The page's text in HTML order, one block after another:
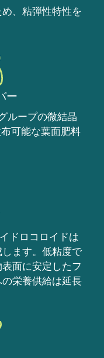
、粘弾性特性を
ー
ループの微結晶
可能な葉面肥料
ドロコロイドは
ます。低粘度で
面に安定したフ
栄養供給は延長